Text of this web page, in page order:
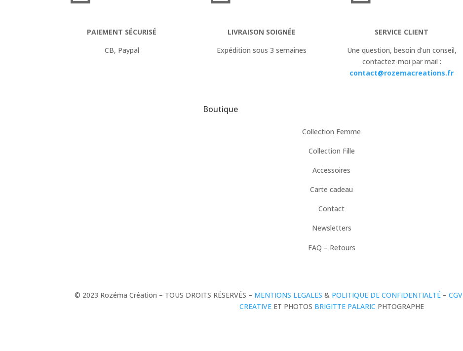
PAIEMENT SÉCURISÉ
CB, Paypal
LIVRAISON SOIGNÉE
Expédition sous 3 semaines
SERVICE CLIENT
Une question, besoin d’un conseil,
contactez-moi par mail :
contact@rozemacreations.fr
Boutique
Collection Femme
Collection Fille
Accessoires
Carte cadeau
Contact
Newsletters
FAQ – Retours
© 2023 Rozéma Création – TOUS DROITS RÉSERVÉS – MENTIONS LEGALES & POLITIQUE DE CONFIDENTIALTÉ – CGV
CREATIVE ET PHOTOS BRIGITTE PALARIC PHTOGRAPHE